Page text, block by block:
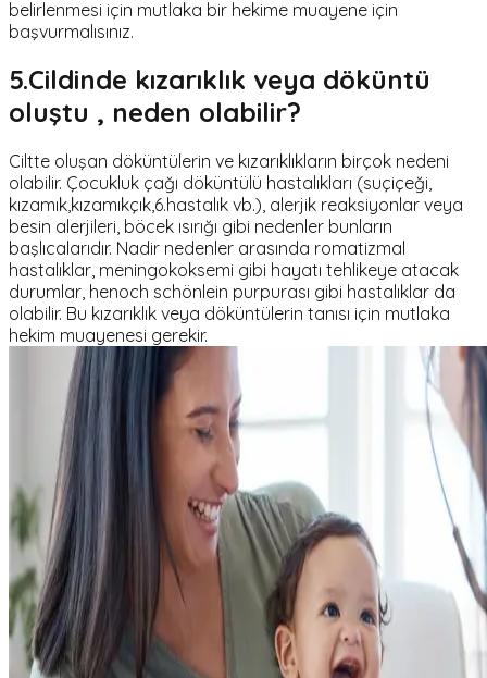
belirlenmesi için mutlaka bir hekime muayene için
başvurmalısınız.
5.Cildinde kızarıklık veya döküntü
oluştu , neden olabilir?
Ciltte oluşan döküntülerin ve kızarıklıkların birçok nedeni
olabilir. Çocukluk çağı döküntülü hastalıkları (suçiçeği,
kızamık,kızamıkçık,6.hastalık vb.), alerjik reaksiyonlar veya
besin alerjileri, böcek ısırığı gibi nedenler bunların
başlıcalarıdır. Nadir nedenler arasında romatizmal
hastalıklar, meningokoksemi gibi hayatı tehlikeye atacak
durumlar, henoch schönlein purpurası gibi hastalıklar da
olabilir. Bu kızarıklık veya döküntülerin tanısı için mutlaka
hekim muayenesi gerekir.